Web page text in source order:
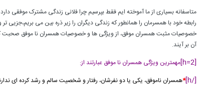
متاسفانه بسیاری از ما آموخته ایم فقط بپرسیم چرا فلانی زندگی مشترک
رابطه خود با همسرمان را همانطور که زندگی دیگران را زیر ذره بین می
خصوصیات مثبت همسران موفق، از ویژگی ها و خصوصیات همسران نا موفق صحبت
آن بر آیند.
[h=2] مهمترین ویژگی همسران نا موفق عبارتند از:
[/h]
*همسران ناموفق، یکی یا دو نفرشان، رفتار و شخصیت سالم و رشد کرده ای